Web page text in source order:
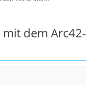
dem Arc42-